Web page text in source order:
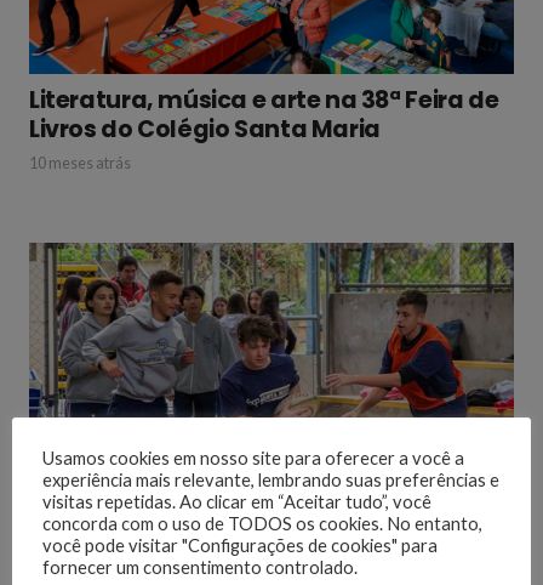
Literatura, música e arte na 38ª Feira de
Livros do Colégio Santa Maria
10 meses atrás
Oficina de Rugby
4 anos atrás
Usamos cookies em nosso site para oferecer a você a
experiência mais relevante, lembrando suas preferências e
visitas repetidas. Ao clicar em “Aceitar tudo”, você
concorda com o uso de TODOS os cookies. No entanto,
você pode visitar "Configurações de cookies" para
fornecer um consentimento controlado.